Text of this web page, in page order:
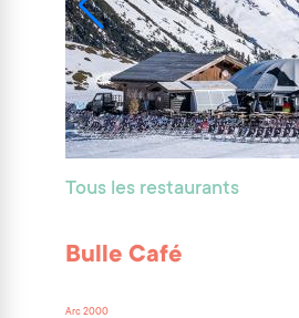
Tous les restaurants
Bulle Café
Arc 2000